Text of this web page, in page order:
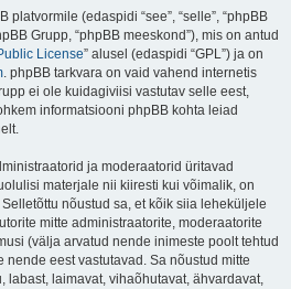
platvormile (edaspidi “see”, “selle”, “phpBB
Grupp, “phpBB meeskond”), mis on antud
License” alusel (edaspidi “GPL”) ja on
. phpBB tarkvara on vaid vahend internetis
ei ole kuidagiviisi vastutav selle eest,
informatsiooni phpBB kohta leiad
ja moderaatorid üritavad
materjale nii kiiresti kui võimalik, on
nõustud sa, et kõik siia leheküljele
mitte administraatorite, moderaatorite
(välja arvatud nende inimeste poolt tehtud
eest vastutavad. Sa nõustud mitte
labast, laimavat, vihaõhutavat, ähvardavat,